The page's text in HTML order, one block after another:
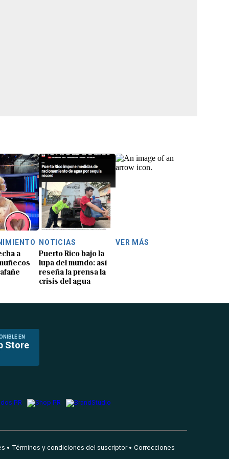
a
NOTICIAS
Puerto Rico bajo la
lupa del mundo: así
reseña la prensa la
crisis del agua
VER MÁS
EN
Store
Términos y condiciones del suscriptor Correcciones